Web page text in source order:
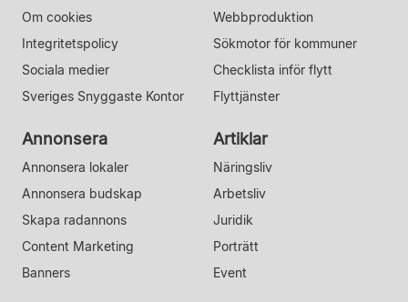
Om cookies
Integritetspolicy
Sociala medier
Sveriges Snyggaste Kontor
Webbproduktion
Sökmotor för kommuner
Checklista inför flytt
Flyttjänster
Annonsera
Annonsera lokaler
Annonsera budskap
Skapa radannons
Content Marketing
Banners
Artiklar
Näringsliv
Arbetsliv
Juridik
Porträtt
Event